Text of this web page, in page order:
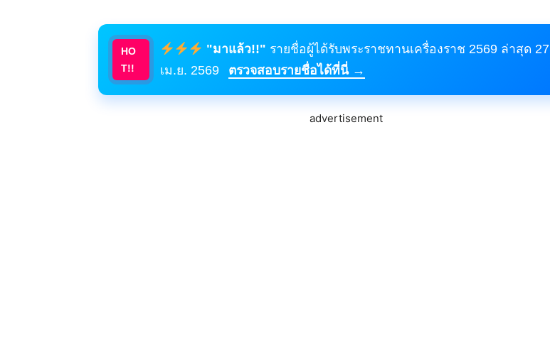
HO
T!!
"มาแล้ว!!" รายชื่อผู้ได้รับพระราชทานเครื่องราช 2569 ล่าสุด 27
เม.ย. 2569
ตรวจสอบรายชื่อได้ที่นี่ →
advertisement